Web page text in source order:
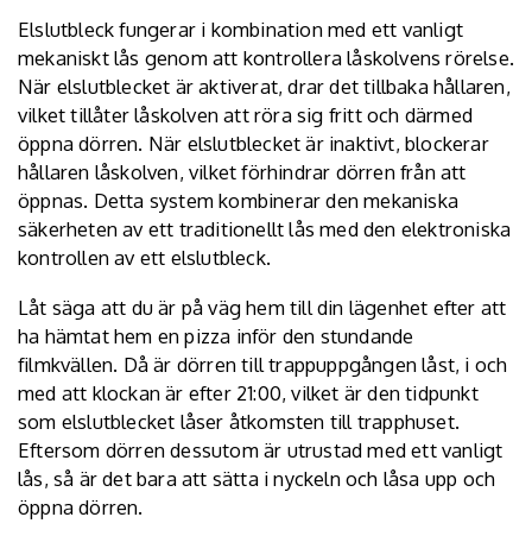
Elslutbleck fungerar i kombination med ett vanligt
mekaniskt lås genom att kontrollera låskolvens rörelse.
När elslutblecket är aktiverat, drar det tillbaka hållaren,
vilket tillåter låskolven att röra sig fritt och därmed
öppna dörren. När elslutblecket är inaktivt, blockerar
hållaren låskolven, vilket förhindrar dörren från att
öppnas. Detta system kombinerar den mekaniska
säkerheten av ett traditionellt lås med den elektroniska
kontrollen av ett elslutbleck.
Låt säga att du är på väg hem till din lägenhet efter att
ha hämtat hem en pizza inför den stundande
filmkvällen. Då är dörren till trappuppgången låst, i och
med att klockan är efter 21:00, vilket är den tidpunkt
som elslutblecket låser åtkomsten till trapphuset.
Eftersom dörren dessutom är utrustad med ett vanligt
lås, så är det bara att sätta i nyckeln och låsa upp och
öppna dörren.